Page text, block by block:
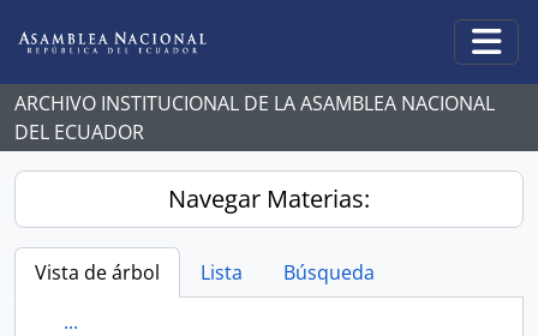
ARCHIVO INSTITUCIONAL DE LA ASAMBLEA NACIONAL
DEL ECUADOR
Navegar Materias:
Vista de árbol Lista
Búsqueda
...